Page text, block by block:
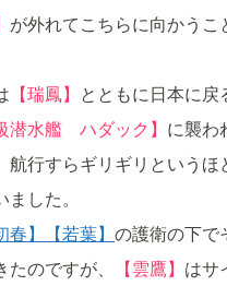
が外れてこちらに向かうこ
【瑞鳳】
とともに日本に戻
潜水艦 ハダック】 に襲わ
航行すらギリギリというほ
ました。
春】 【若葉】 の護衛の下で
たのですが、
【雲鷹】 はサ